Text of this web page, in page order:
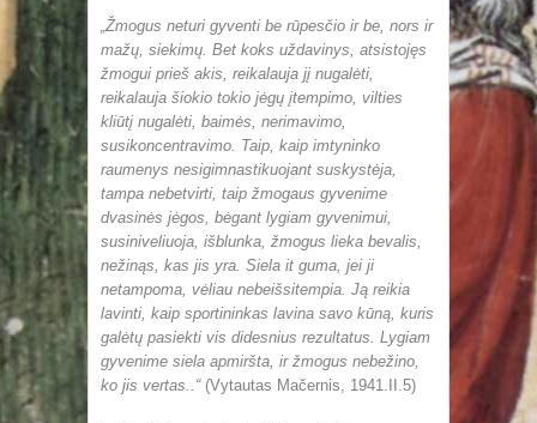
„Žmogus neturi gyventi be rūpesčio ir be, nors ir
mažų, siekimų. Bet koks uždavinys, atsistojęs
žmogui prieš akis, reikalauja jį nugalėti,
reikalauja šiokio tokio jėgų įtempimo, vilties
kliūtį nugalėti, baimės, nerimavimo,
susikoncentravimo. Taip, kaip imtyninko
raumenys nesigimnastikuojant suskystėja,
tampa nebetvirti, taip žmogaus gyvenime
dvasinės jėgos, bėgant lygiam gyvenimui,
susiniveliuoja, išblunka, žmogus lieka bevalis,
nežinąs, kas jis yra. Siela it guma, jei ji
netampoma, vėliau nebeišsitempia. Ją reikia
lavinti, kaip sportininkas lavina savo kūną, kuris
galėtų pasiekti vis didesnius rezultatus. Lygiam
gyvenime siela apmiršta, ir žmogus nebežino,
ko jis vertas..“(Vytautas Mačernis, 1941.II.5)